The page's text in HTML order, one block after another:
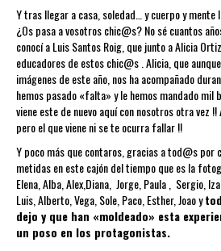
Y tras llegar a casa, soledad… y cuerpo y mente
¿Os pasa a vosotros chic@s? No sé cuantos
conocí a Luis Santos Roig, que junto a Alicia
educadores de estos chic@s . Alicia, que
imágenes de este año, nos ha acompañado
hemos pasado «falta» y le hemos mandado mil
viene este de nuevo aquí con nosotros otra vez
pero el que viene ni se te ocurra fallar !!
Y poco más que contaros, gracias a tod@s por
metidas en este cajón del tiempo que es la
Elena, Alba, Alex,Diana, Jorge, Paula , Sergio,
Luis, Alberto, Vega, Sole, Paco, Esther, Joao y
dejo y que han «moldeado» esta
un poso en los protagonistas.